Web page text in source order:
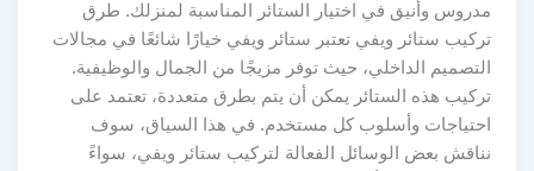
مدروس وأنيق في اختيار الستائر المناسبة لمنزلك. طرق
تركيب ستائر ويفي تعتبر ستائر ويفي خيارًا شائعًا في مجالات
التصميم الداخلي، حيث توفر مزيجًا من الجمال والوظيفية.
تركيب هذه الستائر يمكن أن يتم بطرق متعددة، تعتمد على
احتياجات وأسلوب كل مستخدم. في هذا السياق، سوف
نناقش بعض الوسائل الفعالة لتركيب ستائر ويفي، سواءً